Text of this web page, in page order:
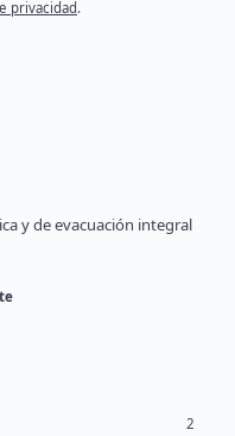
privacidad.
y de evacuación integral
2